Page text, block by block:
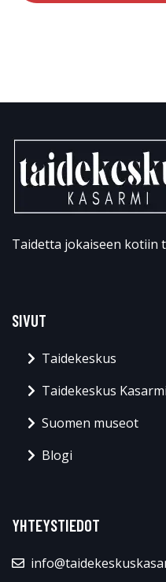
Taidetta jokaiseen kotiin
SIVUT
Taidekeskus
Taidekeskus Kasarmi
Suomen museot
Blogi
YHTEYSTIEDOT